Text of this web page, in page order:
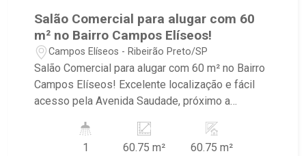
Salão Comercial para alugar com 60
m² no Bairro Campos Elíseos!
Campos Elíseos - Ribeirão Preto/SP
Salão Comercial para alugar com 60 m² no Bairro
Campos Elíseos! Excelente localização e fácil
acesso pela Avenida Saudade, próximo a
Porta de aço modelo comercial. - Pintura nova.
1 60.75 m² 60.75 m²